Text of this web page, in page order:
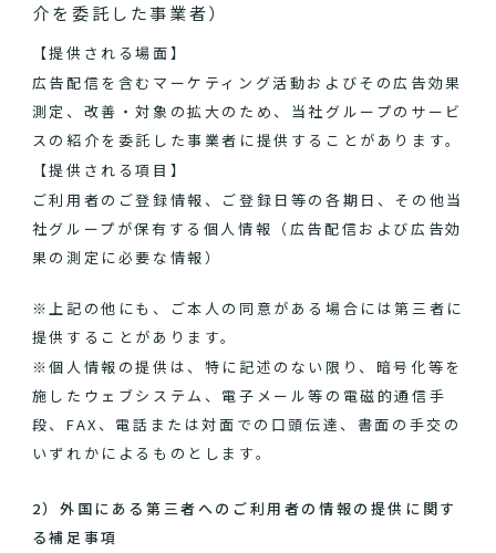
介を委託した事業者）
【提供される場面】
広告配信を含むマーケティング活動およびその広告効果
測定、改善・対象の拡大のため、当社グループのサービ
スの紹介を委託した事業者に提供することがあります。
【提供される項目】
ご利用者のご登録情報、ご登録日等の各期日、その他当
社グループが保有する個人情報（広告配信および広告効
果の測定に必要な情報）
※上記の他にも、ご本人の同意がある場合には第三者に
提供することがあります。
※個人情報の提供は、特に記述のない限り、暗号化等を
施したウェブシステム、電子メール等の電磁的通信手
段、FAX、電話または対面での口頭伝達、書面の手交の
いずれかによるものとします。
2）外国にある第三者へのご利用者の情報の提供に関す
る補足事項